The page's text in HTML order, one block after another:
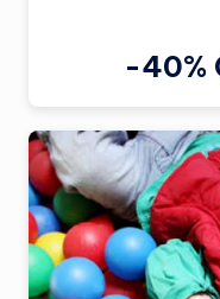
-40%